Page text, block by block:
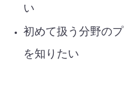
い
初めて扱う分野の
を知りたい